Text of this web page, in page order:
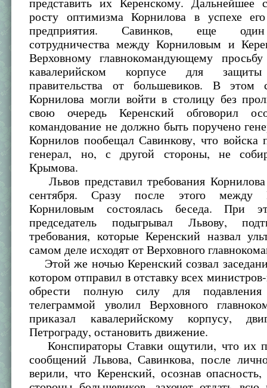
росту оптимизма Корнилова в успехе его
предприятия. Савинков, еще
сотрудничества между Корниловым и
Верховному главнокомандующему
кавалерийском корпусе для защиты
правительства от большевиков. В этом
Корнилова могли войти в столицу без
свою очередь Керенский обговорил
командование не должно быть поручено
Корнилов пообещал Савинкову, что войска
генерал, но, с другой стороны, не
Крымова.
Львов представил требования
сентября. Сразу после этого между
Корниловым состоялась беседа. При
председатель подыгрывал Львову,
требования, которые Керенский назвал
самом деле исходят от Верховного
Этой же ночью Керенский созвал
котором отправил в отставку всех
обрести полную силу для
телеграммой уволил Верховного
приказал кавалерийскому корпусу,
Петрограду, остановить движение.
Конспираторы Ставки ощутили, что их
сообщений Львова, Савинкова, после
верили, что Керенский, осознав